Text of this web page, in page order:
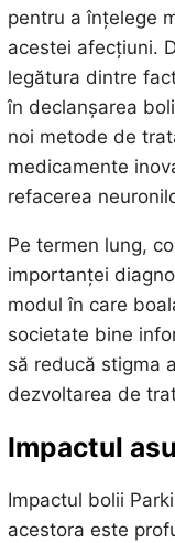
pentru a înțelege
acestei afecțiuni.
legătura dintre
în declanșarea
noi metode de
medicamente
refacerea
Pe termen lung,
importanței
modul în care
societate bine
să reducă stigma
dezvoltarea de
Impactul
Impactul bolii
acestora este